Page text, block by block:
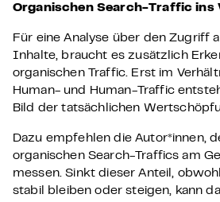
Organischen Search-Traffic ins
Für eine Analyse über den Zugriff
Inhalte, braucht es zusätzlich
organischen Traffic. Erst im
Human- und Human-Traffic
Bild der tatsächlichen
Dazu empfehlen die Autor*innen,
organischen Search-Traffics am
messen. Sinkt dieser Anteil,
stabil bleiben oder steigen, kann